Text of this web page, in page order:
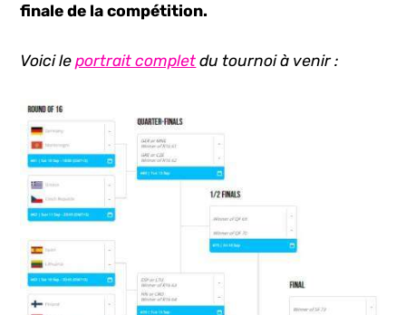
finale de la compétition.
Voici leportrait complet du tournoi à venir :